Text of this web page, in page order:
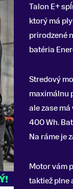
Talon E+
ktorý má
prirodzené
batéria
Stredový
maximálnu
ale zase
400 Wh.
Na ráme je
Motor vám
taktiež plne